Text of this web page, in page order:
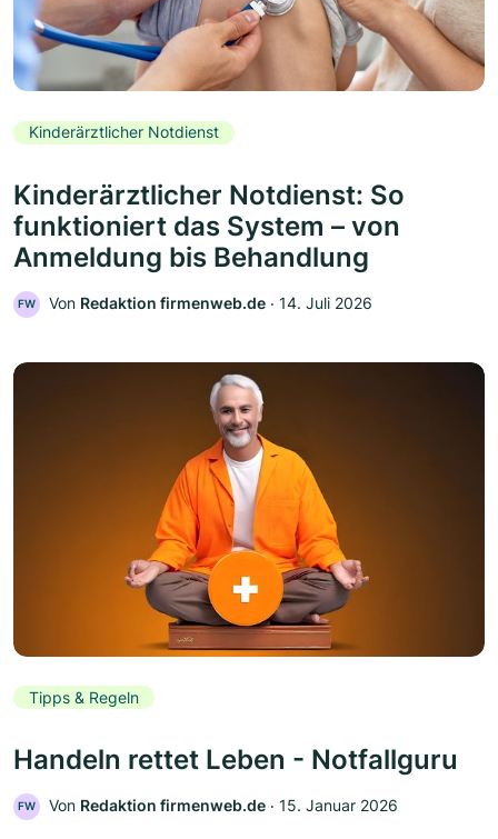
Kinderärztlicher Notdienst
Kinderärztlicher Notdienst: So
funktioniert das System – von
Anmeldung bis Behandlung
FW Von Redaktion firmenweb.de ‧ 14. Juli 2026
Tipps & Regeln
Handeln rettet Leben - Notfallguru
FW Von Redaktion firmenweb.de ‧ 15. Januar 2026